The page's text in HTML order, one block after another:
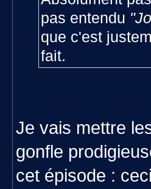
pas entendu
que c'est
fait.
Je vais mettre
gonfle
cet épisode :